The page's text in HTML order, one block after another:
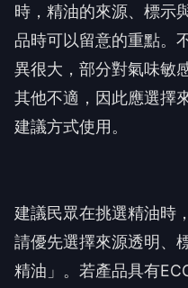
時，精油的來源、標示
品時可以留意的重點。
異很大，部分對氣味敏
其他不適，因此應選擇
建議方式使用。
建議民眾在挑選精油時
請優先選擇來源透明、
精油」。若產品具有